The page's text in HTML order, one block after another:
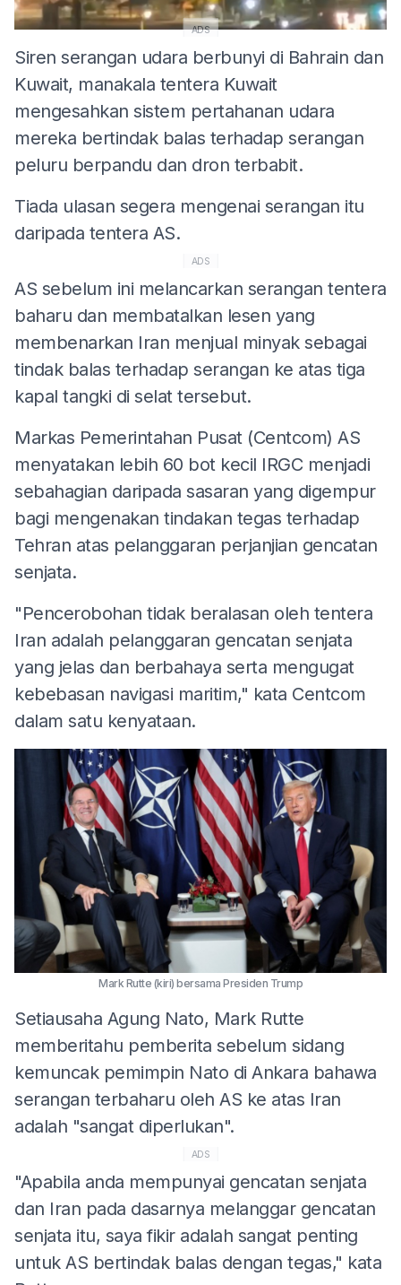
ADS
Siren serangan udara berbunyi di Bahrain dan
Kuwait, manakala tentera Kuwait
mengesahkan sistem pertahanan udara
mereka bertindak balas terhadap serangan
peluru berpandu dan dron terbabit.
Tiada ulasan segera mengenai serangan itu
daripada tentera AS.
ADS
AS sebelum ini melancarkan serangan tentera
baharu dan membatalkan lesen yang
membenarkan Iran menjual minyak sebagai
tindak balas terhadap serangan ke atas tiga
kapal tangki di selat tersebut.
Markas Pemerintahan Pusat (Centcom) AS
menyatakan lebih 60 bot kecil IRGC menjadi
sebahagian daripada sasaran yang digempur
bagi mengenakan tindakan tegas terhadap
Tehran atas pelanggaran perjanjian gencatan
senjata.
"Pencerobohan tidak beralasan oleh tentera
Iran adalah pelanggaran gencatan senjata
yang jelas dan berbahaya serta mengugat
kebebasan navigasi maritim," kata Centcom
dalam satu kenyataan.
Mark Rutte (kiri) bersama Presiden Trump
Setiausaha Agung Nato, Mark Rutte
memberitahu pemberita sebelum sidang
kemuncak pemimpin Nato di Ankara bahawa
serangan terbaharu oleh AS ke atas Iran
adalah "sangat diperlukan".
ADS
"Apabila anda mempunyai gencatan senjata
dan Iran pada dasarnya melanggar gencatan
senjata itu, saya fikir adalah sangat penting
untuk AS bertindak balas dengan tegas," kata